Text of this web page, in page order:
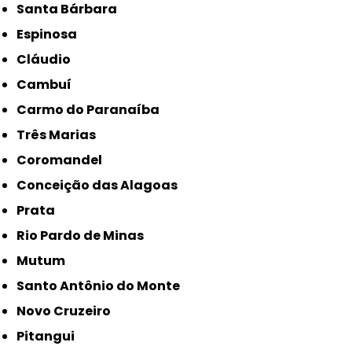
Santa Bárbara
Espinosa
Cláudio
Cambuí
Carmo do Paranaíba
Três Marias
Coromandel
Conceição das Alagoas
Prata
Rio Pardo de Minas
Mutum
Santo Antônio do Monte
Novo Cruzeiro
Pitangui